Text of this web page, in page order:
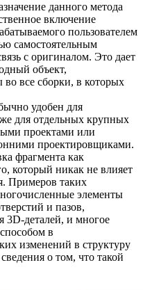
данного метода
включение
пользователем
самостоятельным
с оригиналом. Это дает
объект,
во все сборки, в которых
удобен для
для отдельных крупных
проектами или
проектировщиками.
фрагмента как
который никак не влияет
Примеров таких
элементы
и пазов,
3D-деталей, и многое
в
изменений в структуру
о том, что такой